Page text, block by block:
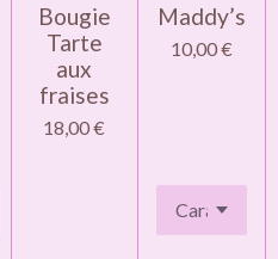
Bougie
Tarte
aux
fraises
18,00 €
Maddy’s
10,00 €